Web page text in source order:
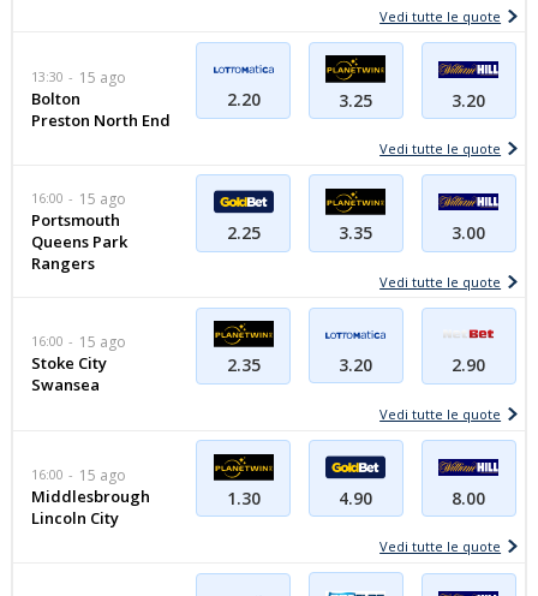
Vedi tutte le quote
13:30 15 ago
Bolton
Preston North End
2.20 3.25 3.20
Vedi tutte le quote
16:00 15 ago
Portsmouth
Queens Park
Rangers
2.25 3.35 3.00
Vedi tutte le quote
16:00 15 ago
Stoke City
Swansea
2.35 3.20 2.90
Vedi tutte le quote
16:00 15 ago
Middlesbrough
Lincoln City
1.30 4.90 8.00
Vedi tutte le quote